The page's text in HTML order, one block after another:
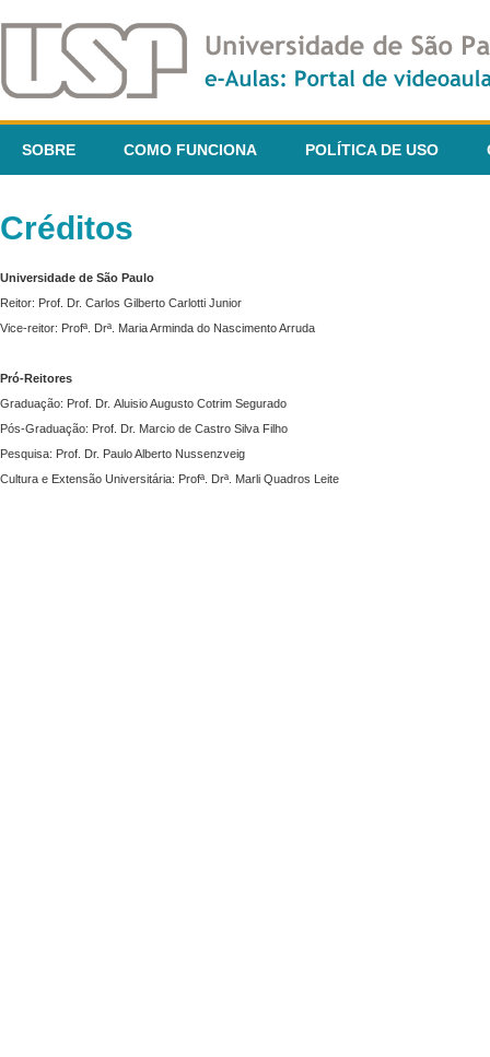
SOBRE COMO FUNCIONA POLÍTICA DE USO
Créditos
Universidade de São Paulo
Reitor: Prof. Dr. Carlos Gilberto Carlotti Junior
Vice-reitor: Profª. Drª. Maria Arminda do Nascimento Arruda
Pró-Reitores
Graduação: Prof. Dr. Aluisio Augusto Cotrim Segurado
Pós-Graduação: Prof. Dr. Marcio de Castro Silva Filho
Pesquisa: Prof. Dr. Paulo Alberto Nussenzveig
Cultura e Extensão Universitária: Profª. Drª. Marli Quadros Leite